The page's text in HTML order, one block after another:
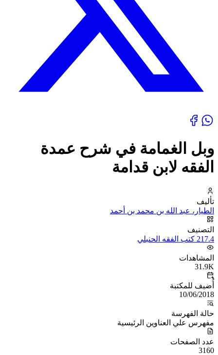
وبل الغمامة في شرح عمدة
الفقه لابن قدامة
تأليف
الطيار، عبد الله بن محمد بن أحمد
التصنيف
217.4 كتب الفقه الحنبلي
المشاهدات
31.9K
أُضيف للمكتبة
10/06/2018
حالة الفهرسة
مفهرس علي العناوين الرئيسية
عدد الصفحات
3160